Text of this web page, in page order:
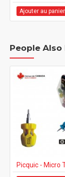
Ajouter au panier
People